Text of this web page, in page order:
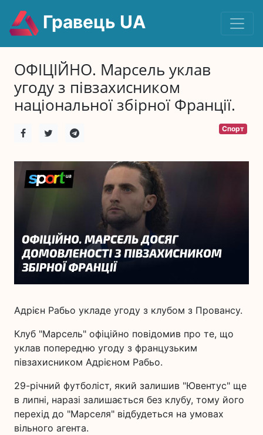
Гравець UA
ОФІЦІЙНО. Марсель уклав
угоду з півзахисником
національної збірної Франції.
Спорт
Адрієн Рабьо укладе угоду з клубом з Провансу.
Клуб "Марсель" офіційно повідомив про те, що
уклав попередню угоду з французьким
півзахисником Адрієном Рабьо.
29-річний футболіст, який залишив "Ювентус" ще
в липні, наразі залишається без клубу, тому його
перехід до "Марселя" відбудеться на умовах
вільного агента.